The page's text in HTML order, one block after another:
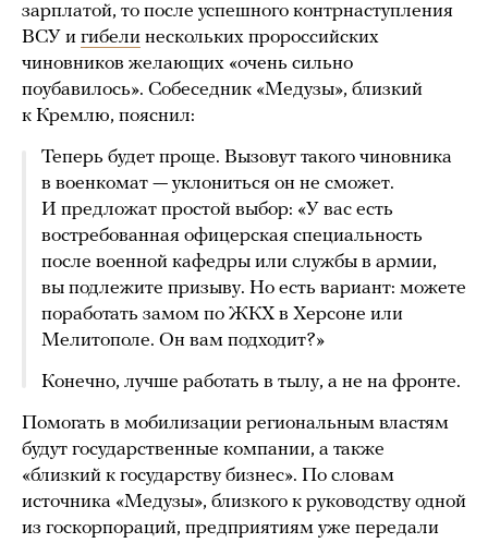
зарплатой, то после успешного контрнаступления
ВСУ и гибели нескольких пророссийских
чиновников желающих «очень сильно
поубавилось». Собеседник «Медузы», близкий
к Кремлю, пояснил:
Теперь будет проще. Вызовут такого чиновника
в военкомат — уклониться он не сможет.
И предложат простой выбор: «У вас есть
востребованная офицерская специальность
после военной кафедры или службы в армии,
вы подлежите призыву. Но есть вариант: можете
поработать замом по ЖКХ в Херсоне или
Мелитополе. Он вам подходит?»
Конечно, лучше работать в тылу, а не на фронте.
Помогать в мобилизации региональным властям
будут государственные компании, а также
«близкий к государству бизнес». По словам
источника «Медузы», близкого к руководству одной
из госкорпораций, предприятиям уже передали